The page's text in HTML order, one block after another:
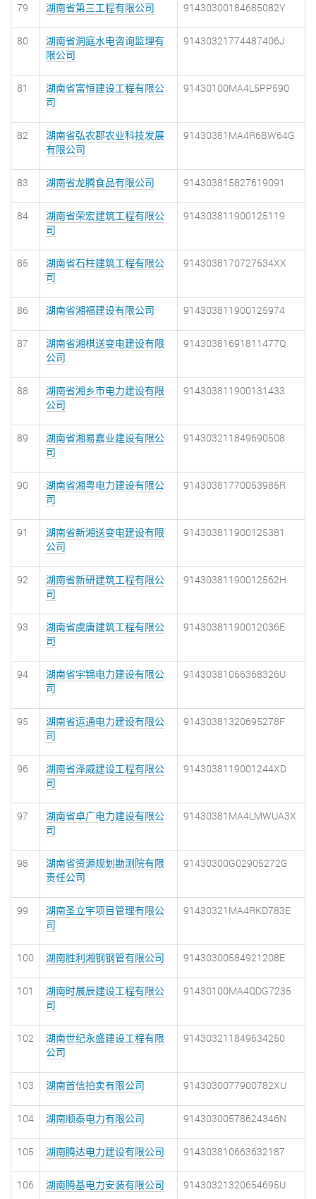
79 湖南省第三工程有限公司 91430300184685082Y
80
湖南省洞庭水电咨询监理有
限公司
91430321774487406J
81
湖南省富恒建设工程有限公
司
91430100MA4L5PP590
82
湖南省弘农郡农业科技发展
有限公司
91430381MA4R6BW64G
83 湖南省龙腾食品有限公司 914303815827619091
84
湖南省荣宏建筑工程有限公
司
914303811900125119
85
湖南省石柱建筑工程有限公
司
9143038170727534XX
86 湖南省湘福建设有限公司 914303811900125974
87
湖南省湘棋送变电建设有限
公司
91430381691811477Q
88
湖南省湘乡市电力建设有限
公司
914303811900131433
89
湖南省湘易嘉业建设有限公
司
914303211849690508
90
湖南省湘粤电力建设有限公
司
91430381770053985R
91
湖南省新湘送变电建设有限
公司
914303811900125381
92
湖南省新研建筑工程有限公
司
91430381190012562H
93
湖南省虞唐建筑工程有限公
司
91430381190012036E
94
湖南省宇锦电力建设有限公
司
91430381066368326U
95
湖南省运通电力建设有限公
司
91430381320695278F
96
湖南省泽威建设工程有限公
司
9143038119001244XD
97
湖南省卓广电力建设有限公
司
91430381MA4LMWUA3X
98
湖南省资源规划勘测院有限
责任公司
91430300G02905272G
99
湖南圣立宇项目管理有限公
司
91430321MA4RKD783E
100 湖南胜利湘钢钢管有限公司 91430300584921208E
101
湖南时展辰建设工程有限公
司
91430100MA4QDG7235
102
湖南世纪永盛建设工程有限
公司
914303211849634250
103 湖南首信拍卖有限公司 9143030077900782XU
104 湖南顺泰电力有限公司 91430300578624346N
105 湖南腾达电力建设有限公司 914303810663632187
106 湖南腾基电力安装有限公司 91430321320654695U